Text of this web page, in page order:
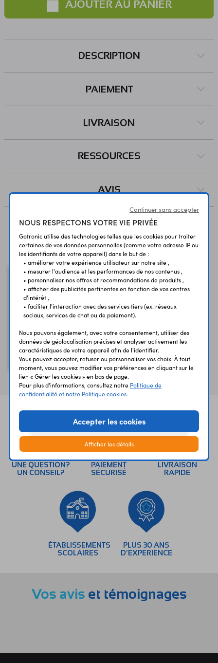
AJOUTER AU PANIER
DESCRIPTION
PAIEMENT
LIVRAISON
RESSOURCES
AVIS
Vous avez déja consulté
PIC30F2011-30I/S
UNE QUESTION?
UN CONSEIL?
PAIEMENT
SÉCURISÉ
LIVRAISON
RAPIDE
ÉTABLISSEMENTS
SCOLAIRES
PLUS 30 ANS
D’EXPERIENCE
Vos avis et témoignages
Continuer sans accepter
NOUS RESPECTONS VOTRE VIE PRIVÉE
Gotronic utilise des technologies telles que les cookies pour traiter
certaines de vos données personnelles (comme votre adresse IP ou
les identifiants de votre appareil) dans le but de :
• améliorer votre expérience utilisateur sur notre site ,
• mesurer l'audience et les performances de nos contenus ,
• personnaliser nos offres et recommandations de produits ,
• afficher des publicités pertinentes en fonction de vos centres
d'intérêt ,
• faciliter l'interaction avec des services tiers (ex. réseaux
sociaux, services de chat ou de paiement).
Nous pouvons également, avec votre consentement, utiliser des
données de géolocalisation précises et analyser activement les
caractéristiques de votre appareil afin de l'identifier.
Vous pouvez accepter, refuser ou personnaliser vos choix. À tout
moment, vous pouvez modifier vos préférences en cliquant sur le
lien « Gérer les cookies » en bas de page.
Pour plus d'informations, consultez notre Politique de
confidentialité et notre Politique cookies.
Accepter les cookies
Afficher les détails